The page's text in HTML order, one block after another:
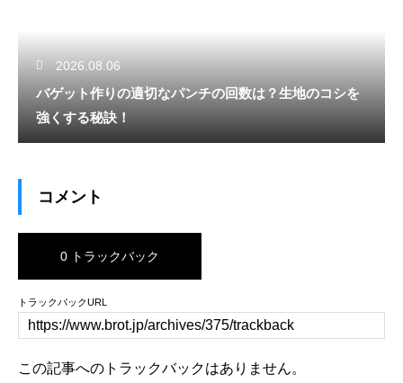
2026.08.06
バゲット作りの適切なパンチの回数は？生地のコシを
強くする秘訣！
コメント
0 トラックバック
トラックバックURL
この記事へのトラックバックはありません。